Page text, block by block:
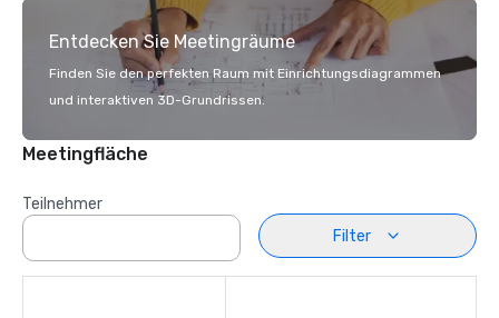
Entdecken Sie Meetingräume
Finden Sie den perfekten Raum mit Einrichtungsdiagrammen
und interaktiven 3D-Grundrissen.
Meetingfläche
Teilnehmer
Filter